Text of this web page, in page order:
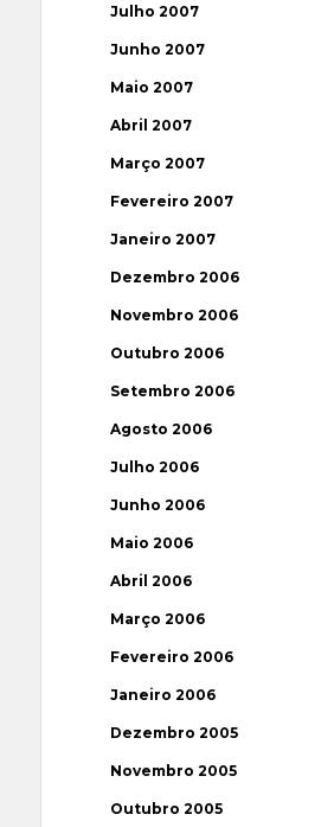
Julho 2007
Junho 2007
Maio 2007
Abril 2007
Março 2007
Fevereiro 2007
Janeiro 2007
Dezembro 2006
Novembro 2006
Outubro 2006
Setembro 2006
Agosto 2006
Julho 2006
Junho 2006
Maio 2006
Abril 2006
Março 2006
Fevereiro 2006
Janeiro 2006
Dezembro 2005
Novembro 2005
Outubro 2005